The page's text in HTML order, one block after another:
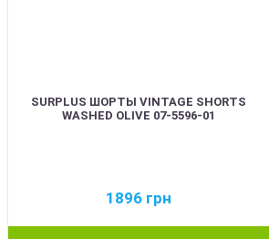
SURPLUS ШОРТЫ VINTAGE SHORTS
WASHED OLIVE 07-5596-01
1896 грн